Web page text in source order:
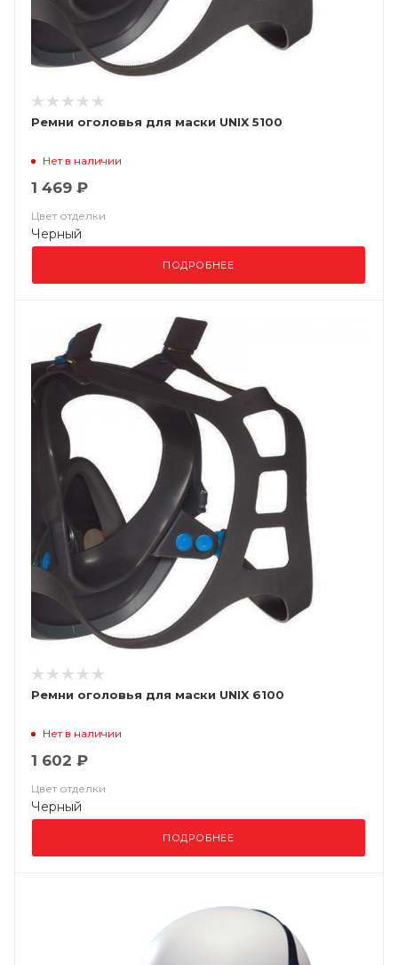
Ремни оголовья для маски UNIX 5100
Нет в наличии
1 469 ₽
Цвет отделки
Черный
ПОДРОБНЕЕ
Ремни оголовья для маски UNIX 6100
Нет в наличии
1 602 ₽
Цвет отделки
Черный
ПОДРОБНЕЕ